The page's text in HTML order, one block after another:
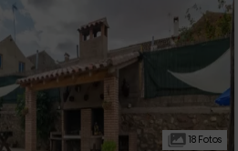
18 Fotos